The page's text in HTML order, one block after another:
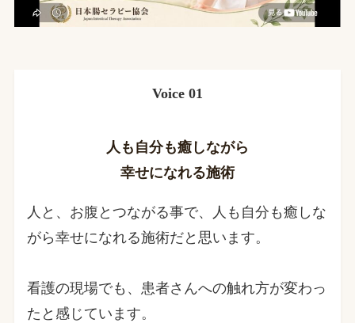
Voice 01
人も自分も癒しながら
幸せになれる施術
人と、お腹とつながる事で、人も自分も癒しな
がら幸せになれる施術だと思います。
看護の現場でも、患者さんへの触れ方が変わっ
たと感じています。